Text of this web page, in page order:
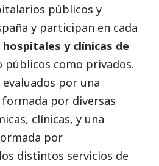
públicos y
y participan en cada
hospitales y clínicas de
públicos como privados.
por una
por diversas
clínicas, y una
por
distintos servicios de